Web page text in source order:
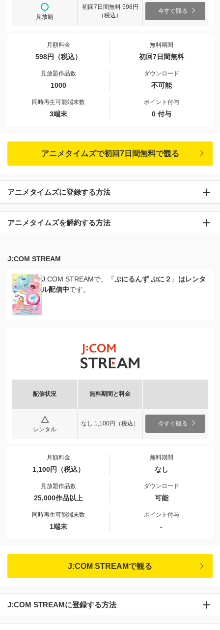
見放題
初回7日間無料 598円
（税込）
今すぐ観る
月額料金
598円（税込）
無料期間
初回7日間無料
見放題作品数
1000
ダウンロード
不可能
同時再生可能端末数
3端末
ポイント付与
0 付与
アニメタイムズで初回7日間無料で観る
アニメタイムズに登録する方法
アニメタイムズを解約する方法
J:COM STREAM
J:COM STREAMで、『ぷにるんず ぷに２ 』 はレンタ
ル配信中です。
配信状況 無料期間と料金
レンタル
なし 1,100円（税込） 今すぐ観る
月額料金
1,100円（税込）
無料期間
なし
見放題作品数
25,000作品以上
ダウンロード
可能
同時再生可能端末数
1端末
ポイント付与
-
J:COM STREAMで観る
J:COM STREAMに登録する方法